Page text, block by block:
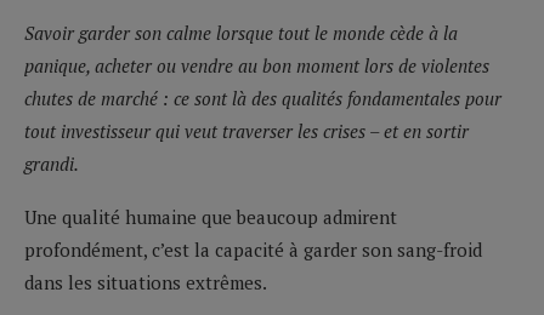
Savoir garder son calme lorsque tout le monde cède à la
panique, acheter ou vendre au bon moment lors de violentes
chutes de marché : ce sont là des qualités fondamentales pour
tout investisseur qui veut traverser les crises – et en sortir
grandi.
Une qualité humaine que beaucoup admirent
profondément, c’est la capacité à garder son sang-froid
dans les situations extrêmes.